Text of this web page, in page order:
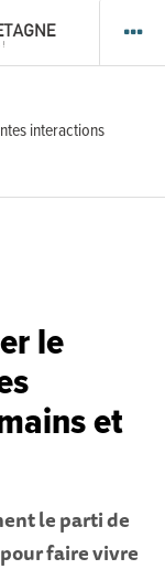
interactions
le
et
le parti de
faire vivre